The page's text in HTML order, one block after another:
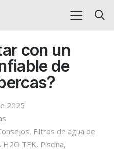
con un
de
2025
, Filtros de agua de
, H2O TEK, Piscina,